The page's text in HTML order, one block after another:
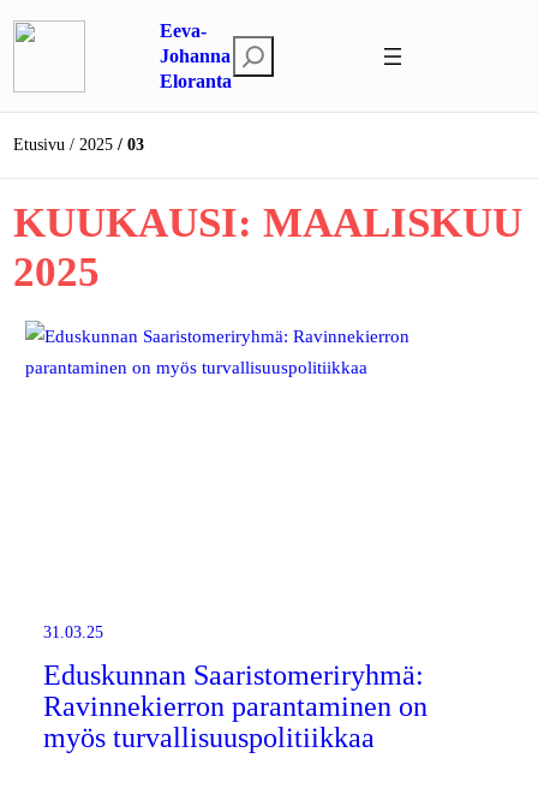
sisältöön
Eeva-
Johanna
Elorantat
s
Etusivu 2025 03
KUUKAUSI: MAALISKUU
2025
31.03.25
Eduskunnan Saaristomeriryhmä:
Ravinnekierron parantaminen on
myös turvallisuuspolitiikkaa